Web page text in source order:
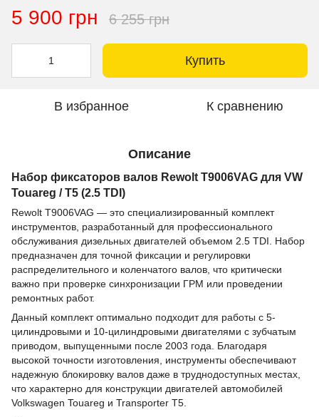
5 900 грн 6 255 грн
Купить
В избранное К сравнению
Описание
Набор фиксаторов валов Rewolt T9006VAG для VW
Touareg / T5 (2.5 TDI)
Rewolt T9006VAG — это специализированный комплект
инструментов, разработанный для профессионального
обслуживания дизельных двигателей объемом 2.5 TDI. Набор
предназначен для точной фиксации и регулировки
распределительного и коленчатого валов, что критически
важно при проверке синхронизации ГРМ или проведении
ремонтных работ.
Данный комплект оптимально подходит для работы с 5-
цилиндровыми и 10-цилиндровыми двигателями с зубчатым
приводом, выпущенными после 2003 года. Благодаря
высокой точности изготовления, инструменты обеспечивают
надежную блокировку валов даже в труднодоступных местах,
что характерно для конструкции двигателей автомобилей
Volkswagen Touareg и Transporter T5.